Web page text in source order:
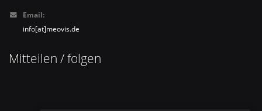
Email:
info[at]meovis.de
Mitteilen / folgen